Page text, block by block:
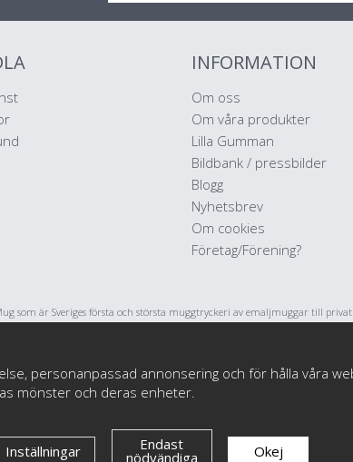
INFORMATION
Om oss
Om våra produkter
Lilla Gumman
Bildbank / pressbilder
Blogg
Nyhetsbrev
Om cookies
Företag/Förening?
som är Sveriges första och största muggtryckeri av emaljmuggar till
Vi startade i maj 2017 har har sedan dess levererat emaljmuggar
personanpassad annonsering och för hålla våra
mönster och deras enheter.
Inställningar Endast
nödvändiga Okej